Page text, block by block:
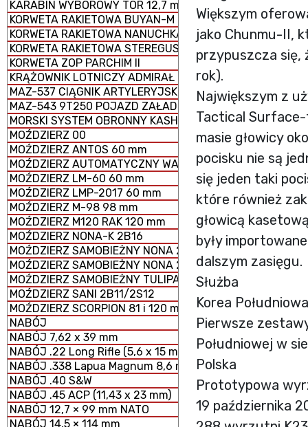
KARABIN WYBOROWY TOR 12,7 mm
KORWETA RAKIETOWA BUYAN-M
KORWETA RAKIETOWA NANUCHKA III
KORWETA RAKIETOWA STEREGUSCHIY
KORWETA ZOP PARCHIM II
KRĄŻOWNIK LOTNICZY ADMIRAŁ KUZNIECOW
MAZ-537 CIĄGNIK ARTYLERYJSKI
MAZ-543 9T250 POJAZD ZAŁADOWCZY
MORSKI SYSTEM OBRONNY KASHTAN
MOŹDZIERZ 00
MOŹDZIERZ ANTOS 60 mm
MOŹDZIERZ AUTOMATYCZNY WASILOK 2B9
MOŹDZIERZ LM-60 60 mm
MOŹDZIERZ LMP-2017 60 mm
MOŹDZIERZ M-98 98 mm
MOŹDZIERZ M120 RAK 120 mm
MOŹDZIERZ NONA-K 2B16
MOŹDZIERZ SAMOBIEŻNY NONA 2S23-SWK
MOŹDZIERZ SAMOBIEŻNY NONA 2S9
MOŹDZIERZ SAMOBIEŻNY TULIPAN 2S4
MOŹDZIERZ SANI 2B11/2S12
MOŹDZIERZ SCORPION 81 i 120 mm MODUŁOWY SYSTEM
NABÓJ
NABÓJ 7,62 x 39 mm
NABÓJ .22 Long Rifle (5,6 x 15 mm)
NABÓJ .338 Lapua Magnum 8,6 mm
NABÓJ .40 S&W
NABÓJ .45 ACP (11,43 x 23 mm)
NABÓJ 12,7 × 99 mm NATO
NABÓJ 14,5 × 114 mm
Większym
jako Chunmu-II,
przypuszcza się,
rok).
Największym z
Tactical Surface-
masie głowicy
pocisku nie są
się jeden taki
które również
głowicą
były
dalszym zasięgu.
Służba
Korea Południowa
Pierwsze
Południowej w
Polska
Prototypowa
19 października